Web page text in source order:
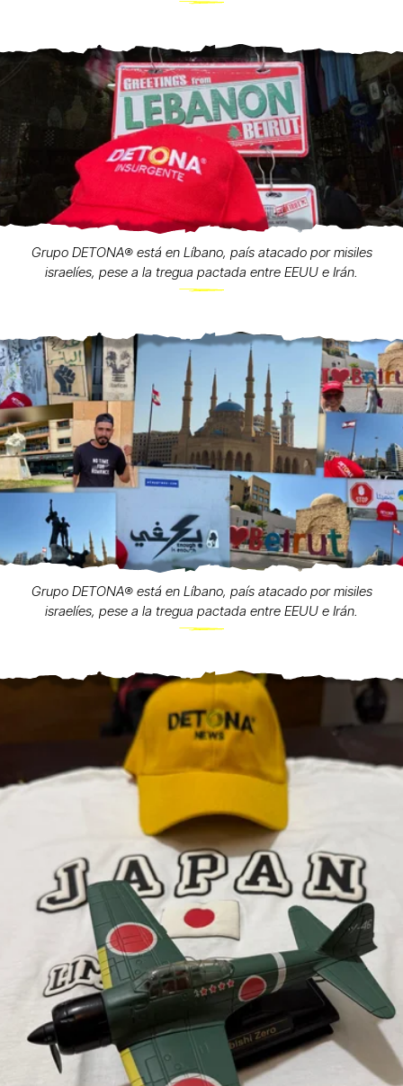
Grupo DETONA®️ está en Líbano, país atacado por misiles
israelíes, pese a la tregua pactada entre EEUU e Irán.
Grupo DETONA®️ está en Líbano, país atacado por misiles
israelíes, pese a la tregua pactada entre EEUU e Irán.